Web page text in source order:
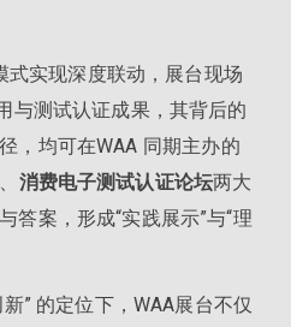
式实现深度联动，展台现场
与测试认证成果，其背后的
，均可在WAA 同期主办的
、 消费电子测试认证论坛两大
答案，形成“实践展示”与“理
” 的定位下，WAA展台不仅